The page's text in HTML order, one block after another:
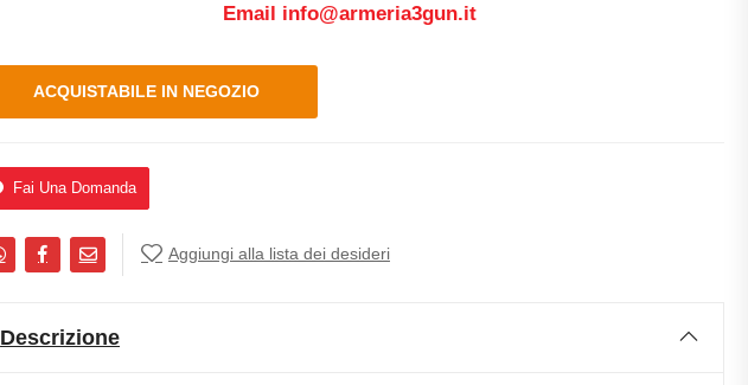
Email info@armeria3gun.it
ACQUISTABILE IN NEGOZIO
Fai Una Domanda
Aggiungi alla lista dei desideri
Descrizione